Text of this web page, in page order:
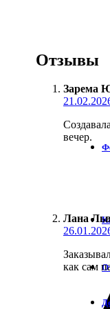
Отзывы
Зарема
вечер.
Лана
как сам